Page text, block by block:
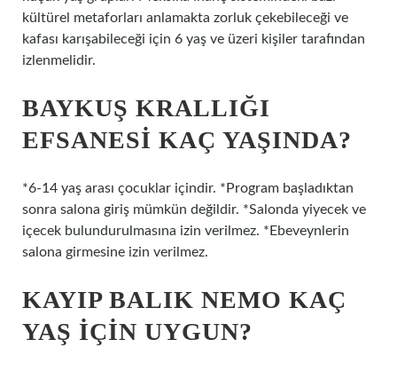
kültürel metaforları anlamakta zorluk çekebileceği ve
kafası karışabileceği için 6 yaş ve üzeri kişiler tarafından
izlenmelidir.
BAYKUŞ KRALLIĞI
EFSANESI KAÇ YAŞINDA?
*6-14 yaş arası çocuklar içindir. *Program başladıktan
sonra salona giriş mümkün değildir. *Salonda yiyecek ve
içecek bulundurulmasına izin verilmez. *Ebeveynlerin
salona girmesine izin verilmez.
KAYIP BALIK NEMO KAÇ
YAŞ IÇIN UYGUN?